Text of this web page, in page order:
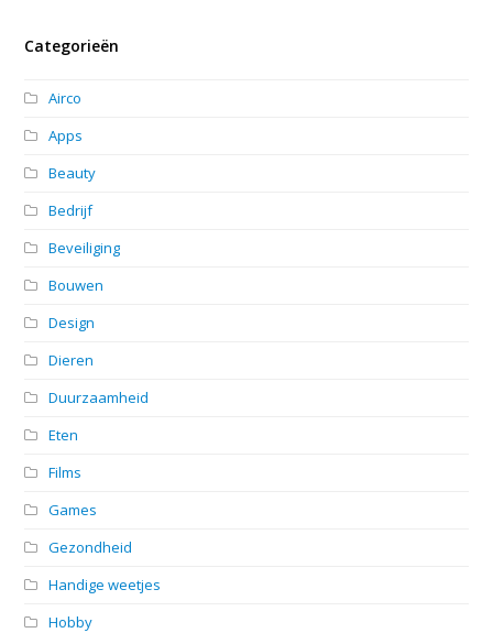
Categorieën
Airco
Apps
Beauty
Bedrijf
Beveiliging
Bouwen
Design
Dieren
Duurzaamheid
Eten
Films
Games
Gezondheid
Handige weetjes
Hobby